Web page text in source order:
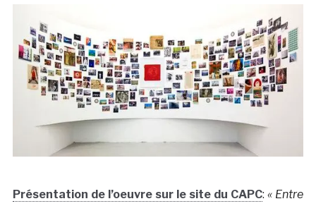
Présentation de l’oeuvre sur le site du CAPC:« Entre